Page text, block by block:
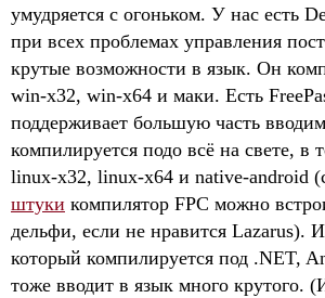
умудряется с огоньком. У нас есть
при всех проблемах управления
крутые возможности в язык. Он
win-x32, win-x64 и маки. Есть
поддерживает большую часть
компилируется подо всё на свете, в
linux-x32, linux-x64 и native-android
штуки компилятор FPC можно
дельфи, если не нравится Lazarus).
который компилируется под .NET,
тоже вводит в язык много крутого.